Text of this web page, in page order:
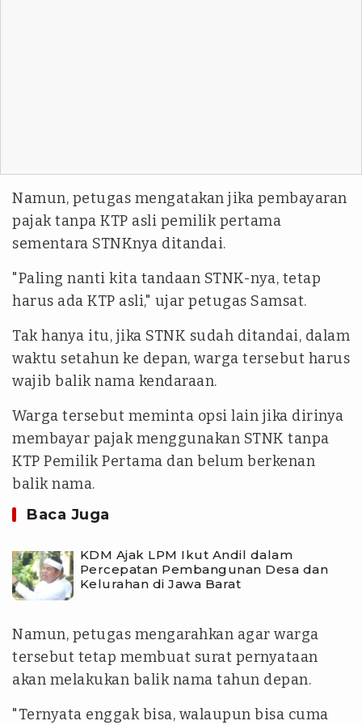
Namun, petugas mengatakan jika pembayaran
pajak tanpa KTP asli pemilik pertama
sementara STNKnya ditandai.
"Paling nanti kita tandaan STNK-nya, tetap
harus ada KTP asli," ujar petugas Samsat.
Tak hanya itu, jika STNK sudah ditandai, dalam
waktu setahun ke depan, warga tersebut harus
wajib balik nama kendaraan.
Warga tersebut meminta opsi lain jika dirinya
membayar pajak menggunakan STNK tanpa
KTP Pemilik Pertama dan belum berkenan
balik nama.
Baca Juga
KDM Ajak LPM Ikut Andil dalam
Percepatan Pembangunan Desa dan
Kelurahan di Jawa Barat
Namun, petugas mengarahkan agar warga
tersebut tetap membuat surat pernyataan
akan melakukan balik nama tahun depan.
"Ternyata enggak bisa, walaupun bisa cuma